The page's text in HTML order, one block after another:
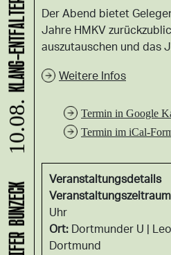
Der Abend bietet
Jahre HMKV
auszutauschen und das
Weitere Infos
Termin in Google
Termin im iCal-
Veranstaltungsdetails
Uhr
Ort: Dortmunder U
Dortmund
10.08.